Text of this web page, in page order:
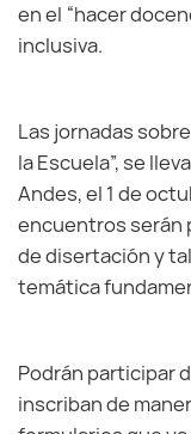
en el “hacer
inclusiva.
Las jornadas
la Escuela”, se
Andes, el 1 de
encuentros serán
de disertación y
temática
Podrán participar
inscriban de